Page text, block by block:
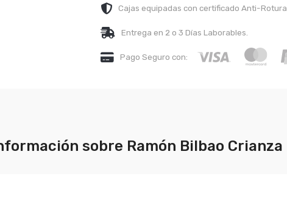
Cajas equipadas con certificado Anti-Rotura.
Entrega en 2 o 3 Días Laborables.
Pago Seguro con:
sobre Ramón Bilbao Crianza